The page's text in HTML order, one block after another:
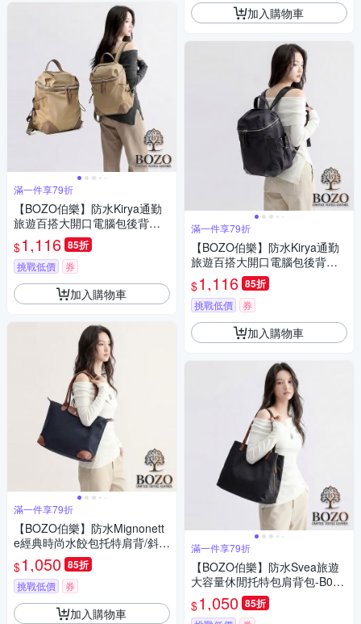
滿一件享79折
【BOZO伯樂】防水Kirya通勤
旅遊百搭大開口電腦包後背包-
B0266(防水包 卡其色)
$1,116 85折
挑戰低價 券
加入購物車
滿一件享79折
【BOZO伯樂】防水Mignonett
e經典時尚水餃包托特肩背/斜背
包-B0269(防水包 海軍藍)
$1,050 85折
挑戰低價 券
加入購物車
加入購物車
滿一件享79折
【BOZO伯樂】防水Kirya通勤
旅遊百搭大開口電腦包後背包-
B0266(防水包 經典黑)
$1,116 85折
挑戰低價 券
加入購物車
滿一件享79折
【BOZO伯樂】防水Svea旅遊
大容量休閒托特包肩背包-B026
5(防水包 經典黑)
$1,050 85折